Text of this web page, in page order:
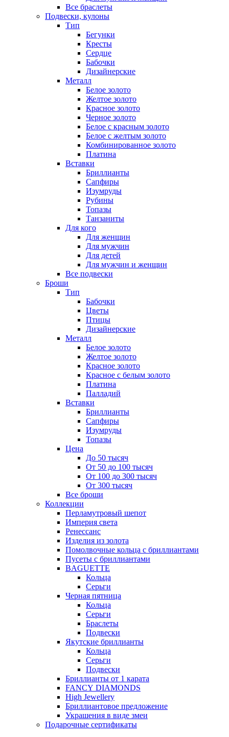
Все браслеты
Подвески, кулоны
Тип
Бегунки
Кресты
Сердце
Бабочки
Дизайнерские
Металл
Белое золото
Желтое золото
Красное золото
Черное золото
Белое с красным золото
Белое с желтым золото
Комбинированное золото
Платина
Вставки
Бриллианты
Сапфиры
Изумруды
Рубины
Топазы
Танзаниты
Для кого
Для женщин
Для мужчин
Для детей
Для мужчин и женщин
Все подвески
Броши
Тип
Бабочки
Цветы
Птицы
Дизайнерские
Металл
Белое золото
Желтое золото
Красное золото
Красное с белым золото
Платина
Палладий
Вставки
Бриллианты
Сапфиры
Изумруды
Топазы
Цена
До 50 тысяч
От 50 до 100 тысяч
От 100 до 300 тысяч
От 300 тысяч
Все броши
Коллекции
Перламутровый шепот
Империя света
Ренессанс
Изделия из золота
Помолвочные кольца с бриллиантами
Пусеты с бриллиантами
BAGUETTE
Кольца
Серьги
Черная пятница
Кольца
Серьги
Браслеты
Подвески
Якутские бриллианты
Кольца
Серьги
Подвески
Бриллианты от 1 карата
FANCY DIAMONDS
High Jewellery
Бриллиантовое предложение
Украшения в виде змеи
Подарочные сертификаты